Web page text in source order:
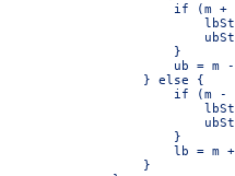
if (m +
                }
ub = m
            } else {
if (m -
                }
lb = m
            }